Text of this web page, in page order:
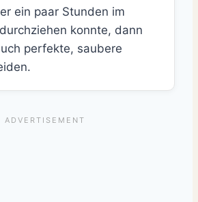
ein paar Stunden im
konnte, dann
perfekte, saubere